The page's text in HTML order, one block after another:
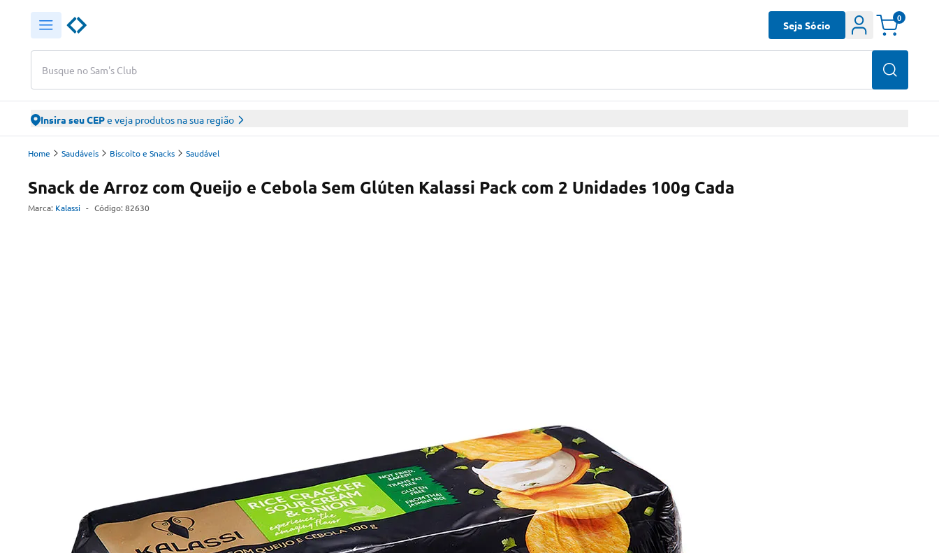
Busque no Sam's Club
Seja Sócio
0
Insira seu CEPe veja produtos na sua região
Home Saudáveis Biscoito e Snacks Saudável
Snack de Arroz com Queijo e Cebola Sem Glúten Kalassi Pack com 2 Unidades 100g Cada
Marca: Kalassi - Código: 82630